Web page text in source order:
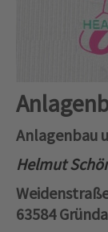
Anlagenbau
Helmut
63584